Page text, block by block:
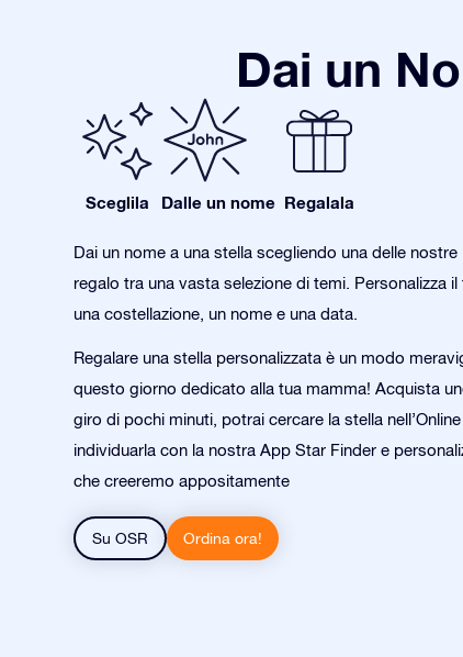
Dai un
Sceglila Dalle un nome Regalala
Dai un nome a una stella scegliendo una delle
regalo tra una vasta selezione di temi. Personalizza
una costellazione, un nome e una data.
Regalare una stella personalizzata è un modo
questo giorno dedicato alla tua mamma! Acquista
giro di pochi minuti, potrai cercare la stella
individuarla con la nostra App Star Finder e
che creeremo appositamente
Su OSR Ordina ora!